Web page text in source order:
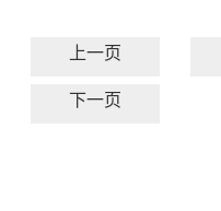
上一页
下一页